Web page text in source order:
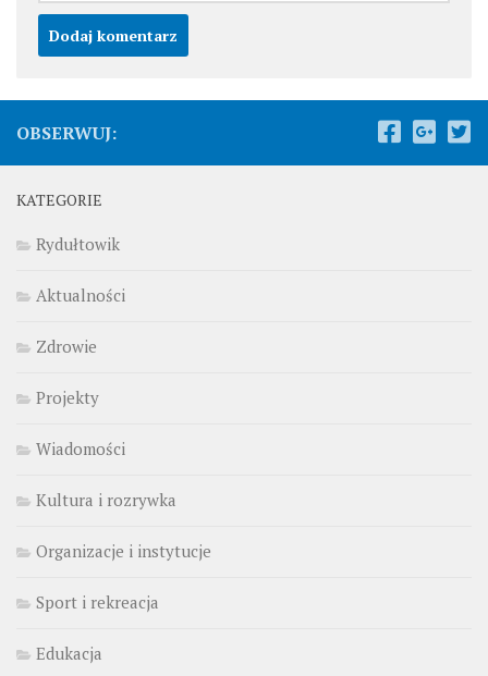
OBSERWUJ:
KATEGORIE
Rydułtowik
Aktualności
Zdrowie
Projekty
Wiadomości
Kultura i rozrywka
Organizacje i instytucje
Sport i rekreacja
Edukacja